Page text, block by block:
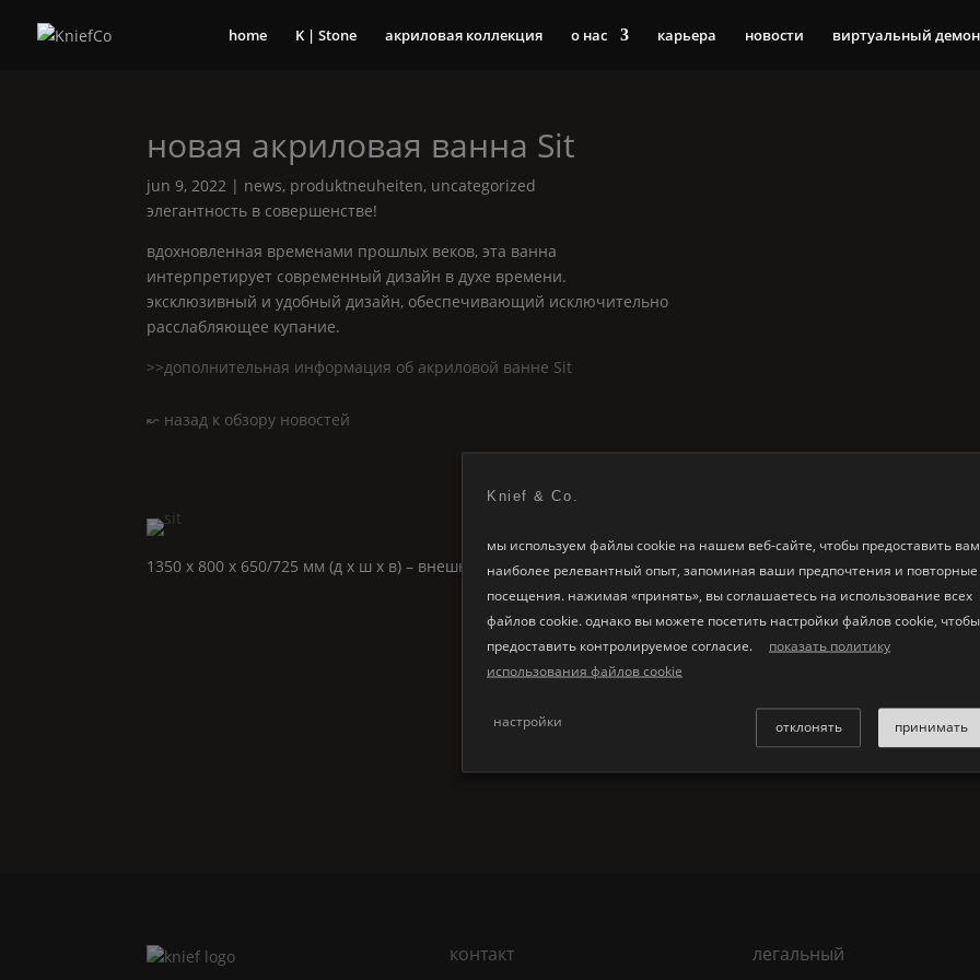
home K | Stone акриловая коллекция о нас карьера новости виртуальный
новая акриловая ванна Sit
jun 9, 2022 | news, produktneuheiten, uncategorized
элегантность в совершенстве!
вдохновленная временами прошлых веков, эта ванна
интерпретирует современный дизайн в духе времени.
эксклюзивный и удобный дизайн, обеспечивающий исключительно
расслабляющее купание.
>>дополнительная информация об акриловой ванне Sit
↜ назад к обзору новостей
1350 x 800 x 650/725 мм (д x ш x в) – внешние размеры
контакт легальный
Knief & Co.
мы используем файлы cookie на нашем веб-сайте, чтобы предоставить вам
наиболее релевантный опыт, запоминая ваши предпочтения и повторные
посещения. нажимая «принять», вы соглашаетесь на использование всех
файлов cookie. однако вы можете посетить настройки файлов cookie, чтобы
предоставить контролируемое согласие.
показать политику
использования файлов cookie
настройки принимать
отклонять